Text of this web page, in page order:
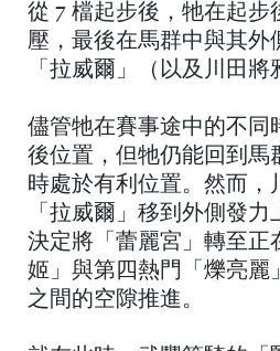
從 7 檔起步後，牠在起步
壓，最後在馬群中與其外
「拉威爾」（以及川田將
儘管牠在賽事途中的不同
後位置，但牠仍能回到馬
時處於有利位置。然而，
「拉威爾」移到外側發力
決定將「蕾麗宮」轉至正
姬」與第四熱門「爍亮麗
之間的空隙推進。